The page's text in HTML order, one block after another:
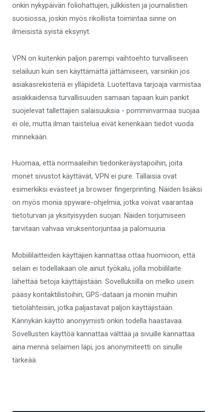
onkin nykypäivän foliohattujen, julkkisten ja journalistien
suosiossa, joskin myös rikollista toimintaa sinne on
ilmeisistä syistä eksynyt.
VPN on kuitenkin paljon parempi vaihtoehto turvalliseen
selailuun kuin sen käyttämättä jättämiseen, varsinkin jos
asiakasrekisteriä ei ylläpidetä. Luotettava tarjoaja varmistaa
asiakkaidensa turvallisuuden samaan tapaan kuin pankit
suojelevat tallettajien salaisuuksia - pomminvarmaa suojaa
ei ole, mutta ilman taistelua eivät kenenkään tiedot vuoda
minnekään.
Huomaa, että normaaleihin tiedonkeräystapoihin, joita
monet sivustot käyttävät, VPN ei pure. Tällaisia ovat
esimerkiksi evästeet ja browser fingerprinting. Näiden lisäksi
on myös monia spyware-ohjelmia, jotka voivat vaarantaa
tietoturvan ja yksityisyyden suojan. Näiden torjumiseen
tarvitaan vahvaa viruksentorjuntaa ja palomuuria.
Mobiililaitteiden käyttäjien kannattaa ottaa huomioon, että
selain ei todellakaan ole ainut työkalu, jolla mobiililaite
lähettää tietoja käyttäjistään. Sovelluksilla on melko usein
pääsy kontaktilistoihin, GPS-dataan ja moniin muihin
tietolähteisiin, jotka paljastavat paljon käyttäjistään.
Kännykän käyttö anonyymisti onkin todella haastavaa.
Sovellusten käyttöä kannattaa välttää ja sivuille kannattaa
aina mennä selaimen läpi, jos anonymiteetti on sinulle
tärkeää.